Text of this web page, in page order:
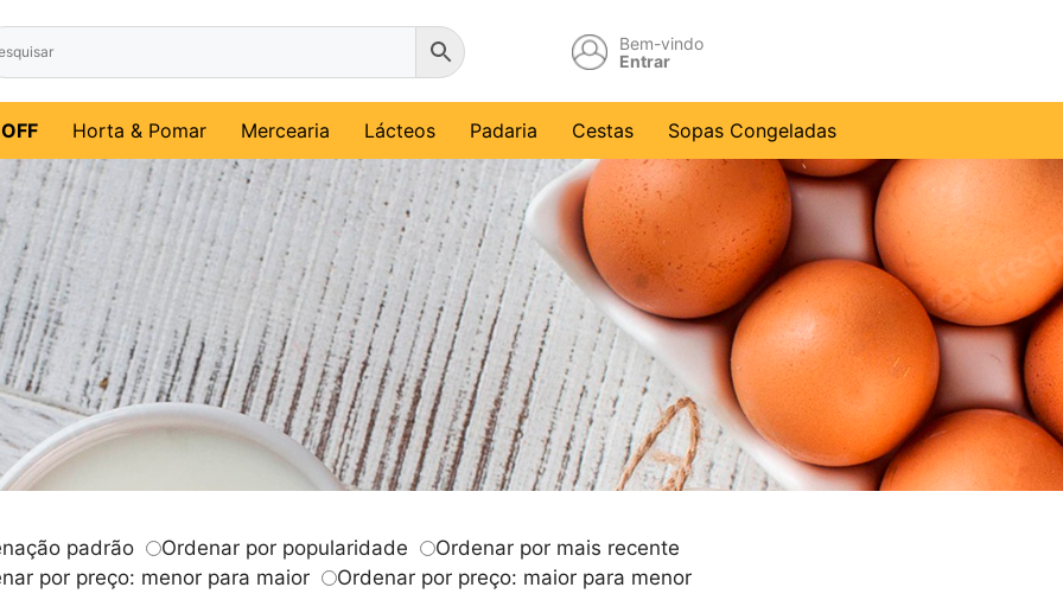
Bem-vindo
Entrar
Horta & Pomar Mercearia Lácteos Padaria Cestas Sopas Congeladas
padrão Ordenar por popularidade
Ordenar por mais recente
por preço: menor para maior
Ordenar por preço: maior para menor